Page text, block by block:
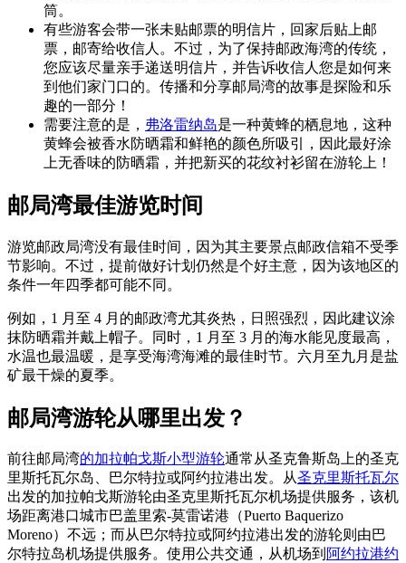
筒。
有些游客会带一张未贴邮票的明信片，回家后贴上邮
票，邮寄给收信人。不过，为了保持邮政海湾的传统，
您应该尽量亲手递送明信片，并告诉收信人您是如何来
到他们家门口的。传播和分享邮局湾的故事是探险和乐
趣的一部分！
需要注意的是， 弗洛雷纳岛是一种黄蜂的栖息地，这种
黄蜂会被香水防晒霜和鲜艳的颜色所吸引，因此最好涂
上无香味的防晒霜，并把新买的花纹衬衫留在游轮上！
邮局湾最佳游览时间
游览邮政局湾没有最佳时间，因为其主要景点邮政信箱不受季
节影响。不过，提前做好计划仍然是个好主意，因为该地区的
条件一年四季都可能不同。
例如，1 月至 4 月的邮政湾尤其炎热，日照强烈，因此建议涂
抹防晒霜并戴上帽子。同时，1 月至 3 月的海水能见度最高，
水温也最温暖，是享受海湾海滩的最佳时节。六月至九月是盐
矿最干燥的夏季。
邮局湾游轮从哪里出发？
前往邮局湾的加拉帕戈斯小型游轮通常从圣克鲁斯岛上的圣克
里斯托瓦尔岛、巴尔特拉或阿约拉港出发。从圣克里斯托瓦尔
出发的加拉帕戈斯游轮由圣克里斯托瓦尔机场提供服务，该机
场距离港口城市巴盖里索-莫雷诺港（Puerto Baquerizo
Moreno）不远；而从巴尔特拉或阿约拉港出发的游轮则由巴
尔特拉岛机场提供服务。使用公共交通，从机场到 阿约拉港约